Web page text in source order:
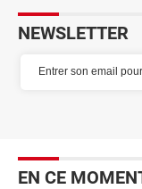
NEWSLETTER
EN CE